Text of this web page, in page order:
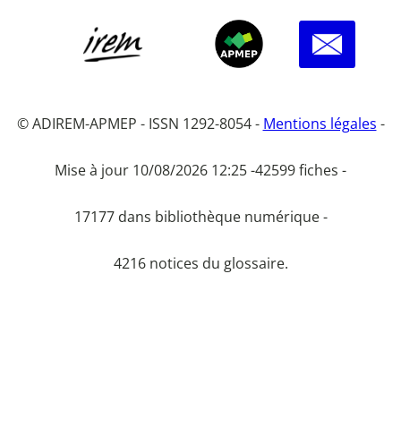
© ADIREM-APMEP - ISSN 1292-8054 - Mentions légales -
Mise à jour 10/08/2026 12:25 -42599 fiches -
17177 dans bibliothèque numérique -
4216 notices du glossaire.